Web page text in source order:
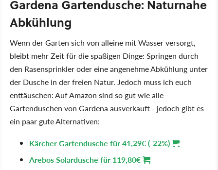
Gardena Gartendusche: Naturnahe
Abkühlung
Wenn der Garten sich von alleine mit Wasser versorgt,
bleibt mehr Zeit für die spaßigen Dinge: Springen durch
den Rasensprinkler oder eine angenehme Abkühlung unter
der Dusche in der freien Natur. Jedoch muss ich euch
enttäuschen: Auf Amazon sind so gut wie alle
Gartenduschen von Gardena ausverkauft - jedoch gibt es
ein paar gute Alternativen:
Kärcher Gartendusche für 41,29€ (-22%)
Arebos Solardusche für 119,80€